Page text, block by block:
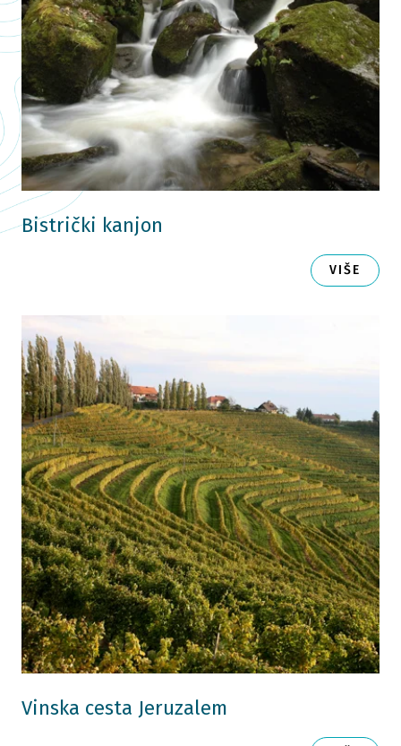
Bistrički kanjon
VIŠE
Vinska cesta Jeruzalem